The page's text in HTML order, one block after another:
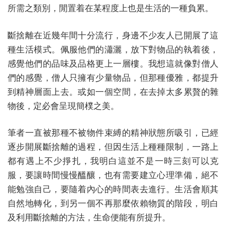
所需之類別，閒置着在某程度上也是生活的一種負累。
斷捨離在近幾年間十分流行，身邊不少友人已開展了這
種生活模式。佩服他們的瀟灑，放下對物品的執着後，
感覺他們的品味及品格更上一層樓。我想這就像對僧人
們的感覺，僧人只擁有少量物品，但那種優雅，都提升
到精神層面上去。或如一個空間，在去掉太多累贅的雜
物後，定必會呈現簡樸之美。
筆者一直被那種不被物件束縛的精神狀態所吸引，已經
逐步開展斷捨離的過程，但因生活上種種限制，一路上
都有遇上不少掙扎，我明白這並不是一時三刻可以克
服，要讓時間慢慢醞釀，也有需要建立心理準備，絕不
能勉強自己，要隨着內心的時間表去進行。生活會順其
自然地轉化，到另一個不再那麼依賴物質的階段，明白
及利用斷捨離的方法，生命便能有所提升。